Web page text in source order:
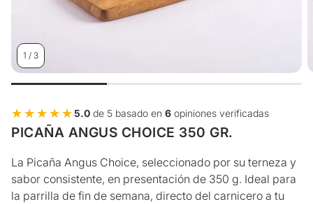
1 / 3
★★★★★
★★★★★5.0 de 5 basado en 6 opiniones verificadas
PICAÑA ANGUS CHOICE 350 GR.
La Picaña Angus Choice, seleccionado por su terneza y
sabor consistente, en presentación de 350 g. Ideal para
la parrilla de fin de semana, directo del carnicero a tu